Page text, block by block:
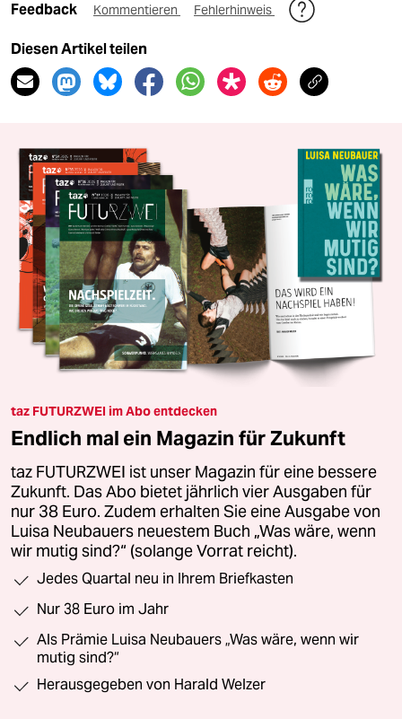
Feedback Kommentieren Fehlerhinweis
Diesen Artikel teilen
taz FUTURZWEI im Abo entdecken
Endlich mal ein Magazin für Zukunft
taz FUTURZWEI ist unser Magazin für eine bessere
Zukunft. Das Abo bietet jährlich vier Ausgaben für
nur 38 Euro. Zudem erhalten Sie eine Ausgabe von
Luisa Neubauers neuestem Buch „Was wäre, wenn
wir mutig sind?“ (solange Vorrat reicht).
Jedes Quartal neu in Ihrem Briefkasten
Nur 38 Euro im Jahr
Als Prämie Luisa Neubauers „Was wäre, wenn wir
mutig sind?“
Herausgegeben von Harald Welzer